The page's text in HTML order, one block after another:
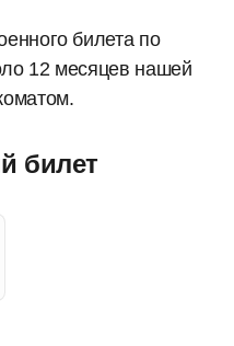
билета по
12 месяцев нашей
билет